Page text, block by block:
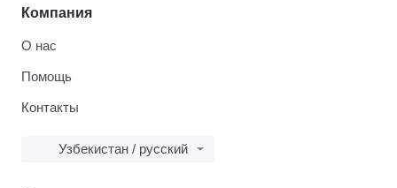
Компания
О нас
Помощь
Контакты
Узбекистан / русский